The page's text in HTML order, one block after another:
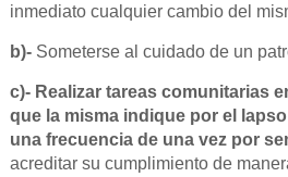
inmediato cualquier cambio del
b)-Someterse al cuidado de un
c)- Realizar tareas comunitarias
que la misma indique por el
una frecuencia de una vez por
acreditar su cumplimiento de